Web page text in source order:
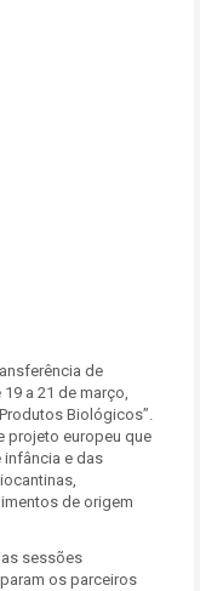
de
a 21 de março,
Biológicos”.
projeto europeu que
infância e das
de origem
sessões
os parceiros